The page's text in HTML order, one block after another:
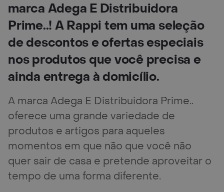
marca Adega E Distribuidora
Prime..! A Rappi tem uma seleção
de descontos e ofertas especiais
nos produtos que você precisa e
ainda entrega à domicílio.
A marca Adega E Distribuidora Prime..
oferece uma grande variedade de
produtos e artigos para aqueles
momentos em que não que você não
quer sair de casa e pretende aproveitar o
tempo de uma forma diferente.